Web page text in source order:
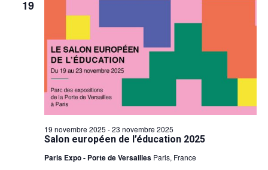
19
Salon européen de l’éducation 2025
19 novembre 2025 -23 novembre 2025
Paris Expo - Porte de Versailles Paris, France